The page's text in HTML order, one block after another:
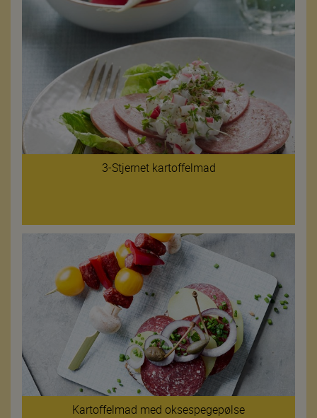
3-Stjernet kartoffelmad
Kartoffelmad med oksespegepølse